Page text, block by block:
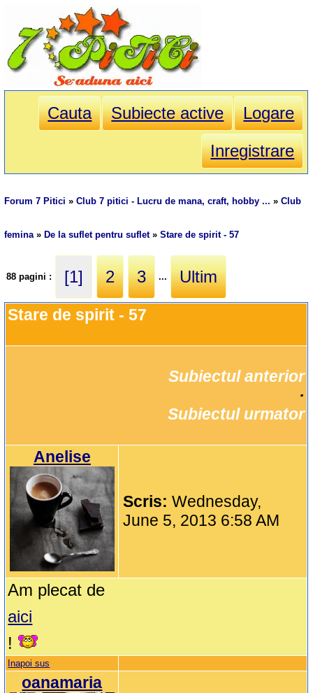
Cauta Subiecte active
Logare
Inregistrare
Forum 7 Pitici »Club 7 pitici - Lucru de mana, craft, hobby ... »Club
femina» De la suflet pentru suflet»Stare de spirit - 57
88 pagini : [1] 2 3 ... Ultim
Stare de spirit - 57
Subiectul anterior
Subiectul urmator
Anelise
Scris:Wednesday,
June 5, 2013 6:58 AM
Am plecat de
aici
!
Inapoi sus
oanamaria